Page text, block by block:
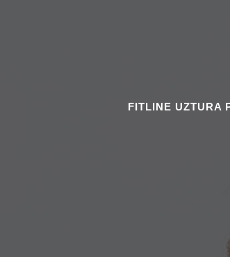
FITLINE UZTURA